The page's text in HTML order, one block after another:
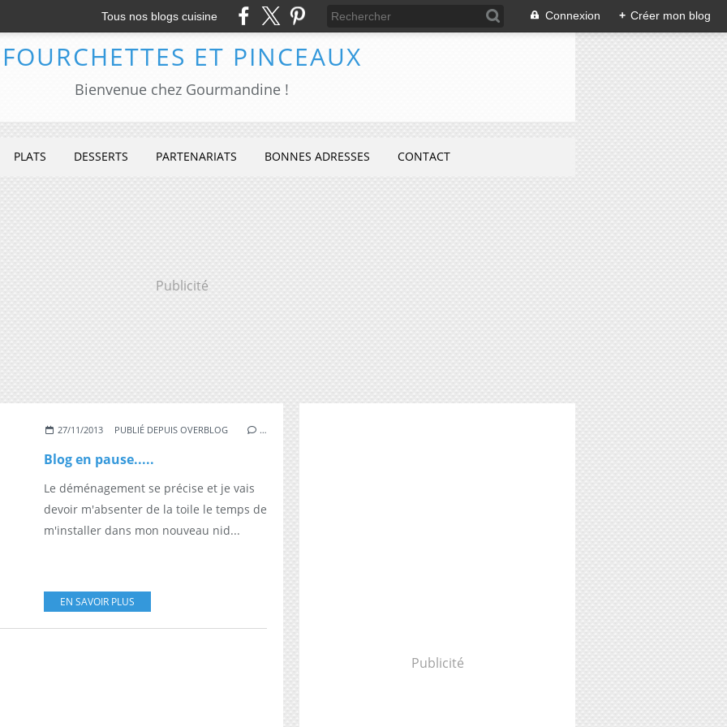
Tous nos blogs cuisine Connexion + Créer mon blog
FOURCHETTES ET PINCEAUX
Bienvenue chez Gourmandine !
PLATS DESSERTS PARTENARIATS BONNES ADRESSES CONTACT
Publicité
27/11/2013 PUBLIÉ DEPUIS OVERBLOG …
Blog en pause.....
Le déménagement se précise et je vais
devoir m'absenter de la toile le temps de
m'installer dans mon nouveau nid...
EN SAVOIR PLUS
Publicité